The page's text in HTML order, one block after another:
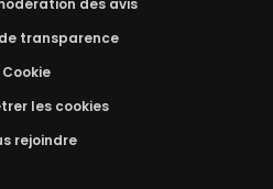
transparence
Cookie
les cookies
rejoindre